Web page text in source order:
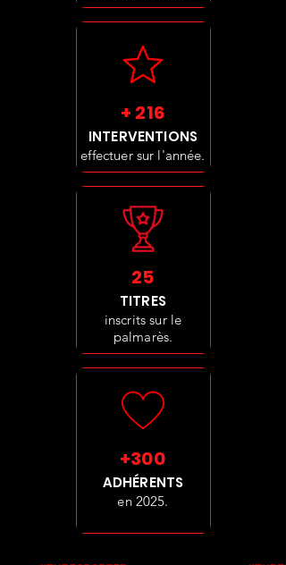
+ 216
INTERVENTIONS
effectuer sur l'année.
25
TITRES
inscrits sur le
palmarès.
+300
ADHÉRENTS
en 2025.